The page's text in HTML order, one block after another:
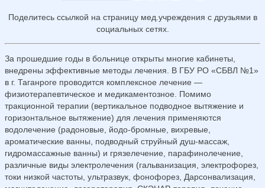
Поделитесь ссылкой на страницу мед.учреждения с друзьями в
социальных сетях.
За прошедшие годы в больнице открыты многие кабинеты,
внедрены эффективные методы лечения. В ГБУ РО «СБВЛ №1»
в г. Таганроге проводится комплексное лечение —
физиотерапевтическое и медикаментозное. Помимо
тракционной терапии (вертикальное подводное вытяжение и
горизонтальное вытяжение) для лечения применяются
водолечение (радоновые, йодо-бромные, вихревые,
ароматические ванны, подводный струйный душ-массаж,
гидромассажные ванны) и грязелечение, парафинолечение,
различные виды электролечения (гальванизация, электрофорез,
токи низкой частоты, ультразвук, фонофорез, Дарсонвализация,